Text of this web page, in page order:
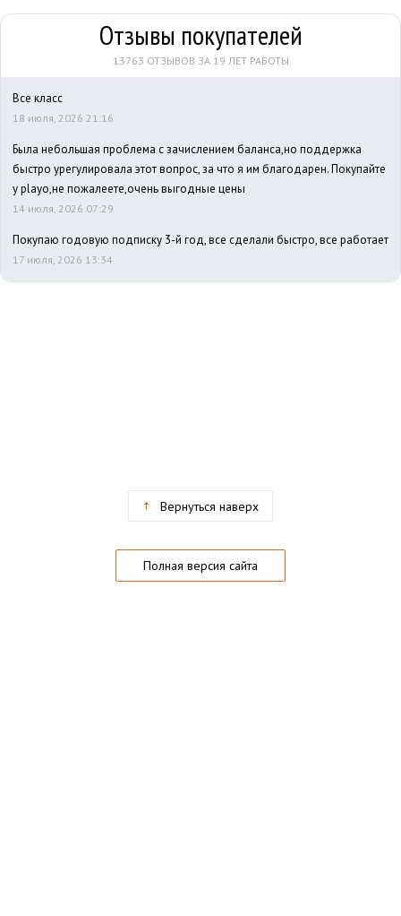
Отзывы покупателей
13763 ОТЗЫВОВ ЗА 19 ЛЕТ РАБОТЫ
Все класс
18 июля, 2026 21:16
Была небольшая проблема с зачислением баланса,но поддержка
быстро урегулировала этот вопрос, за что я им благодарен. Покупайте
у playo,не пожалеете,очень выгодные цены
14 июля, 2026 07:29
Покупаю годовую подписку 3-й год, все сделали быстро, все работает
17 июля, 2026 13:34
Вернуться наверх
Полная версия сайта